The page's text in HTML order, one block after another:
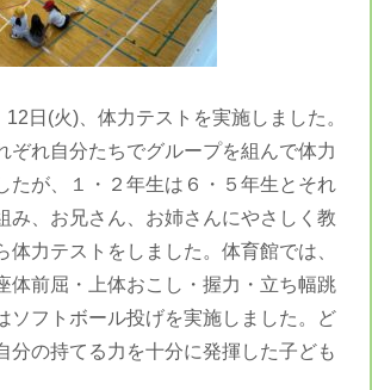
日(火)、体力テストを実施しました。
ぞれ自分たちでグループを組んで体力
たが、１・２年生は６・５年生とそれ
み、お兄さん、お姉さんにやさしく教
体力テストをしました。体育館では、
体前屈・上体おこし・握力・立ち幅跳
ソフトボール投げを実施しました。ど
分の持てる力を十分に発揮した子ども